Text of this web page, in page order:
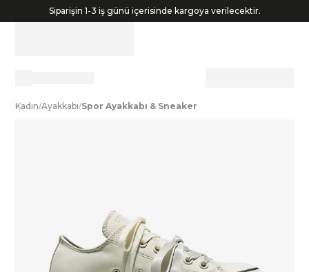
Siparişin 1-3 iş günü içerisinde kargoya verilecektir.
Kadın/Ayakkabı/Spor Ayakkabı & Sneaker